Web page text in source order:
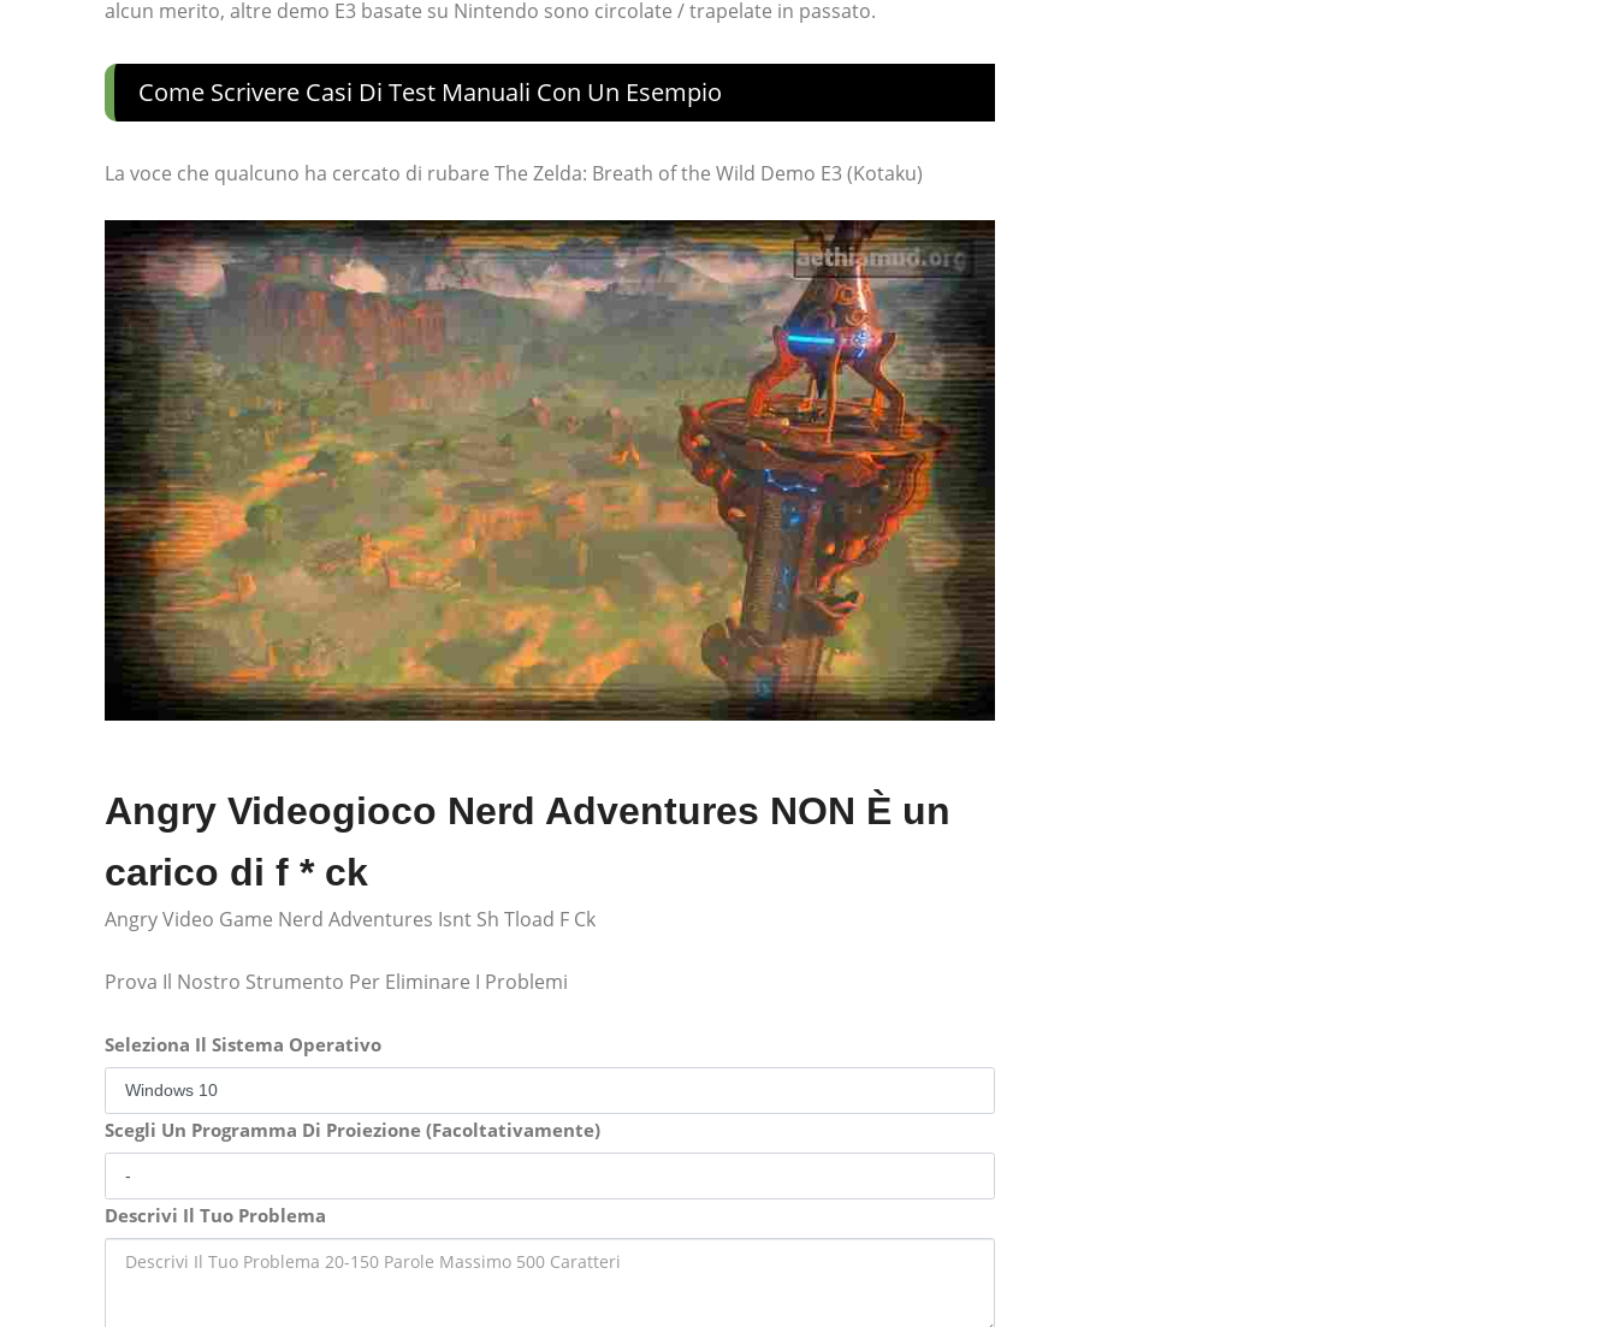
alcun merito, altre demo E3 basate su Nintendo sono circolate / trapelate in passato.
Come Scrivere Casi Di Test Manuali Con Un Esempio
La voce che qualcuno ha cercato di rubare The Zelda: Breath of the Wild Demo E3 (Kotaku)
Angry Videogioco Nerd Adventures NON È un
carico di f * ck
Angry Video Game Nerd Adventures Isnt Sh Tload F Ck
Prova Il Nostro Strumento Per Eliminare I Problemi
Seleziona Il Sistema Operativo
Scegli Un Programma Di Proiezione (Facoltativamente)
Descrivi Il Tuo Problema